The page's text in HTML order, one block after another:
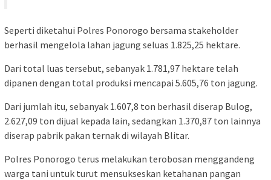
Seperti diketahui Polres Ponorogo bersama stakeholder
berhasil mengelola lahan jagung seluas 1.825,25 hektare.
Dari total luas tersebut, sebanyak 1.781,97 hektare telah
dipanen dengan total produksi mencapai 5.605,76 ton jagung.
Dari jumlah itu, sebanyak 1.607,8 ton berhasil diserap Bulog,
2.627,09 ton dijual kepada lain, sedangkan 1.370,87 ton lainnya
diserap pabrik pakan ternak di wilayah Blitar.
Polres Ponorogo terus melakukan terobosan menggandeng
warga tani untuk turut mensukseskan ketahanan pangan